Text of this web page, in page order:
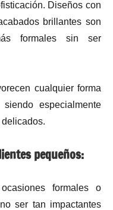
Diseños con
brillantes son
formales sin ser
cualquier forma
especialmente
pequeños:
formales o
ser tan impactantes